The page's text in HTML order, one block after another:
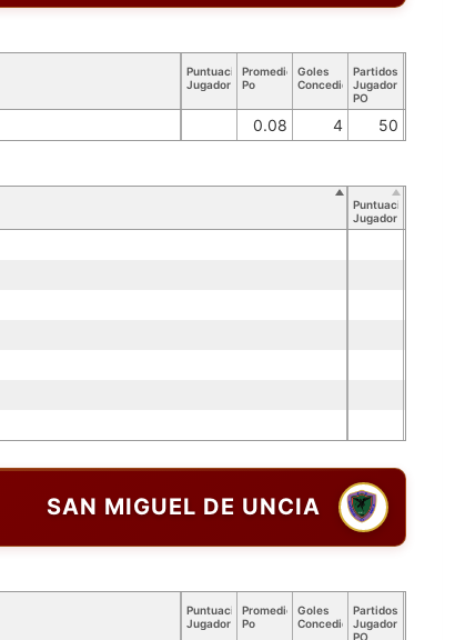
Puntuación
Jugador
Promedio
Po
Goles
Concedidos
Partidos
Jugador
PO
0.08 4 50
Puntuación
Jugador
SAN MIGUEL DE UNCIA
Puntuación
Jugador
Promedio
Po
Goles
Concedidos
Partidos
Jugador
PO